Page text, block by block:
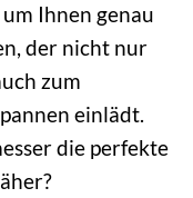
Ihnen genau
der nicht nur
zum
einlädt.
die perfekte